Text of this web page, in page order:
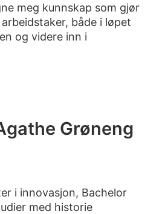
meg kunnskap som gjør
både i løpet
og videre inn i
Grøneng
i innovasjon, Bachelor
med historie